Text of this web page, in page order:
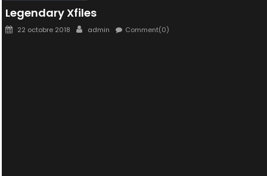
Legendary Xfiles
Posted
22 octobre 2018 Author
admin Comment(0)